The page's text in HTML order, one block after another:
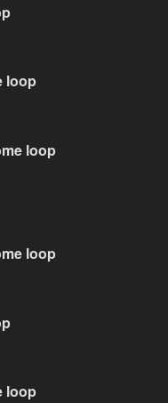
loop
loop
loop
loop